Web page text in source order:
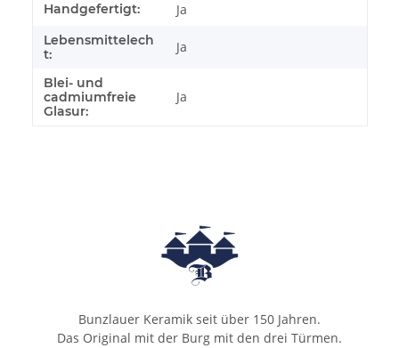
Handgefertigt: Ja
Lebensmittelech
t:
Ja
Blei- und
cadmiumfreie
Glasur:
Ja
Bunzlauer Keramik seit über 150 Jahren.
Das Original mit der Burg mit den drei Türmen.